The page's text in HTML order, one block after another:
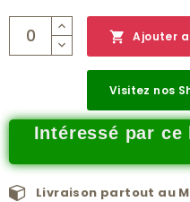
 Ajouter
Visitez nos
Intéressé par
Livraison partout au